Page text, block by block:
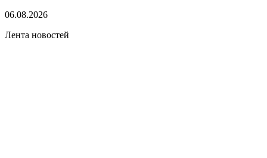
06.08.2026
Лента новостей